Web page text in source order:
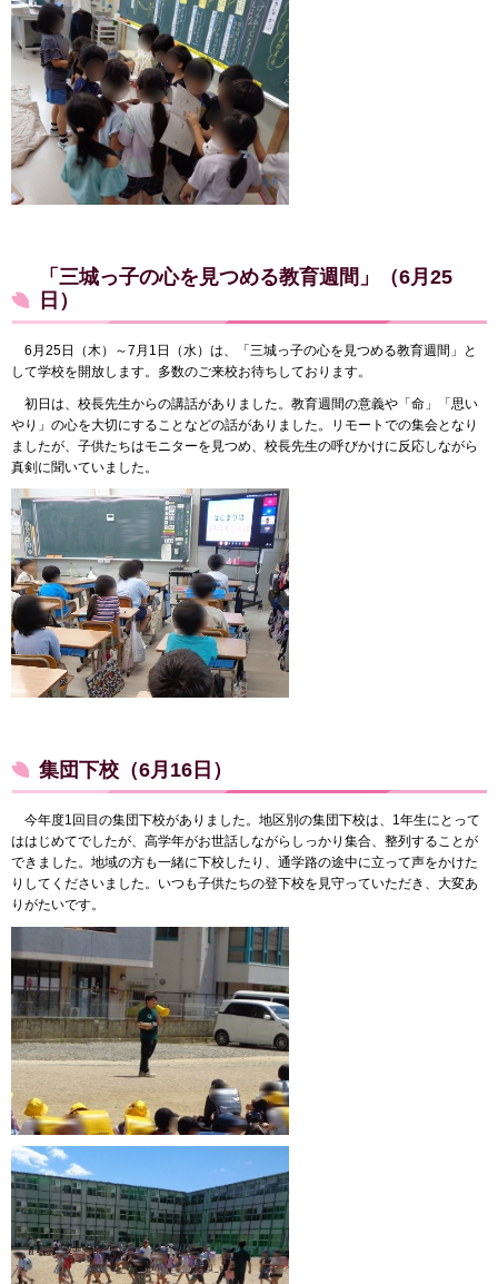
「三城っ子の心を見つめる教育週間」（6月25
日）
6月25日（木）～7月1日（水）は、「三城っ子の心を見つめる教育週間」と
して学校を開放します。多数のご来校お待ちしております。
初日は、校長先生からの講話がありました。教育週間の意義や「命」「思い
やり」の心を大切にすることなどの話がありました。リモートでの集会となり
ましたが、子供たちはモニターを見つめ、校長先生の呼びかけに反応しながら
真剣に聞いていました。
集団下校（6月16日）
今年度1回目の集団下校がありました。地区別の集団下校は、1年生にとって
ははじめてでしたが、高学年がお世話しながらしっかり集合、整列することが
できました。地域の方も一緒に下校したり、通学路の途中に立って声をかけた
りしてくださいました。いつも子供たちの登下校を見守っていただき、大変あ
りがたいです。